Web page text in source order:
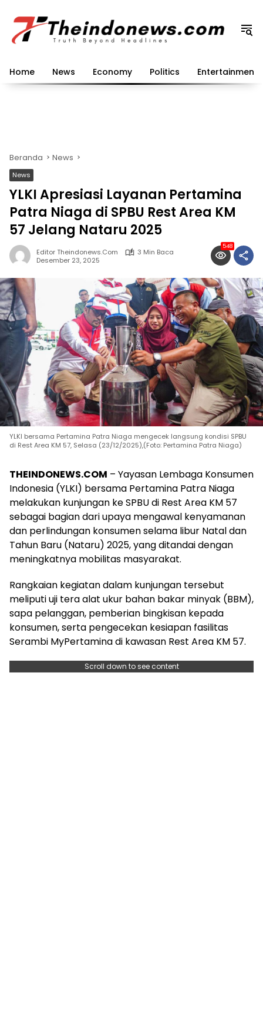
konten
Home News Economy Politics Entertainment
Beranda News
News
YLKI Apresiasi Layanan Pertamina
Patra Niaga di SPBU Rest Area KM
57 Jelang Nataru 2025
Editor Theindonews.com
3 Min Baca
Desember 23, 2025
548
YLKI bersama Pertamina Patra Niaga mengecek langsung kondisi SPBU
di Rest Area KM 57, Selasa (23/12/2025),(Foto: Pertamina Patra Niaga)
THEINDONEWS.COM – Yayasan Lembaga Konsumen
Indonesia (YLKI) bersama Pertamina Patra Niaga
melakukan kunjungan ke SPBU di Rest Area KM 57
sebagai bagian dari upaya mengawal kenyamanan
dan perlindungan konsumen selama libur Natal dan
Tahun Baru (Nataru) 2025, yang ditandai dengan
meningkatnya mobilitas masyarakat.
Rangkaian kegiatan dalam kunjungan tersebut
meliputi uji tera alat ukur bahan bakar minyak (BBM),
sapa pelanggan, pemberian bingkisan kepada
konsumen, serta pengecekan kesiapan fasilitas
Serambi MyPertamina di kawasan Rest Area KM 57.
Scroll down to see content